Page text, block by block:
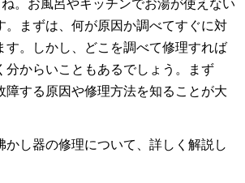
。お風呂やキッチンでお湯が使えない
。まずは、何が原因か調べてすぐに対
す。しかし、どこを調べて修理すれば
分からいこともあるでしょう。まず
障する原因や修理方法を知ることが大
かし器の修理について、詳しく解説し